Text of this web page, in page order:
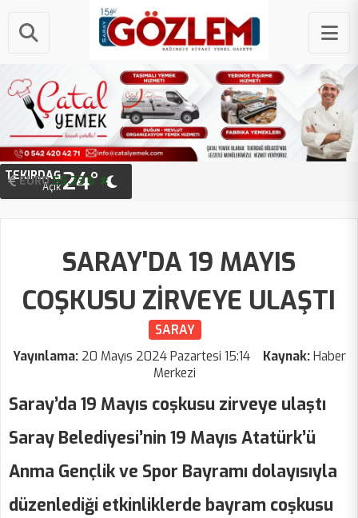
EURO 55.23 ₺
STERLIN 64.49 ₺
TEKIRDAĞ
Açık24°
SARAY'DA 19 MAYIS
COŞKUSU ZİRVEYE ULAŞTI
SARAY
Yayınlama: 20 Mayıs 2024 Pazartesi 15:14 Kaynak: Haber
Merkezi
Saray’da 19 Mayıs coşkusu zirveye ulaştı
Saray Belediyesi’nin 19 Mayıs Atatürk’ü
Anma Gençlik ve Spor Bayramı dolayısıyla
düzenlediği etkinliklerde bayram coşkusu